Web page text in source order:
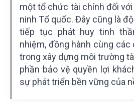
một tổ chức tài chính đối
ninh Tổ quốc. Đây cũng là
tiếp tục phát huy tinh
nhiệm, đồng hành cùng
trong xây dựng môi trường
phần bảo vệ quyền lợi
sự phát triển bền vững của